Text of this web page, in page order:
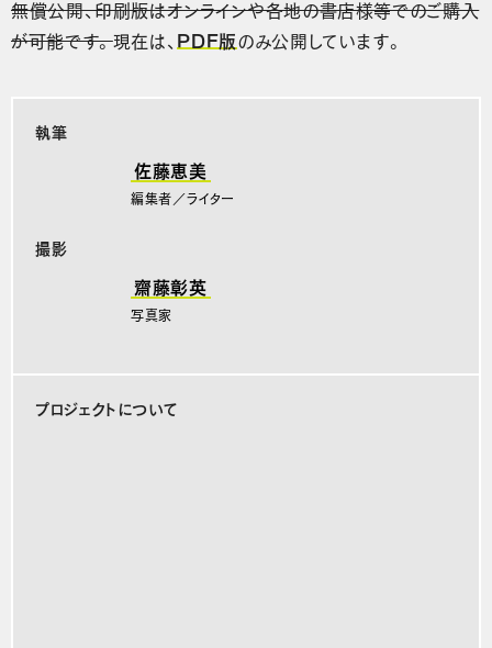
無償公開、印刷版はオンラインや各地の書店様等でのご購入
が可能です。現在は、 PDF版のみ公開しています。
執筆
佐藤恵美
編集者／ライター
撮影
齋藤彰英
写真家
プロジェクトについて